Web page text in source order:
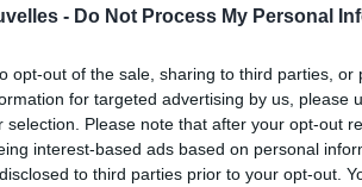
- Do Not Process My Personal
opt-out of the sale, sharing to third parties,
for targeted advertising by us, please
selection. Please note that after your opt-out
interest-based ads based on personal
to third parties prior to your opt-out.
organisé. Et bon en contres.
eu des occasions de but, mais la
aussi.. On a eu un passage à vide